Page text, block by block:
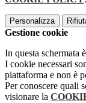
Personalizza
Gestione cookie
In questa schermata
I cookie necessari
piattaforma e non è
Per conoscere quali
visionare la